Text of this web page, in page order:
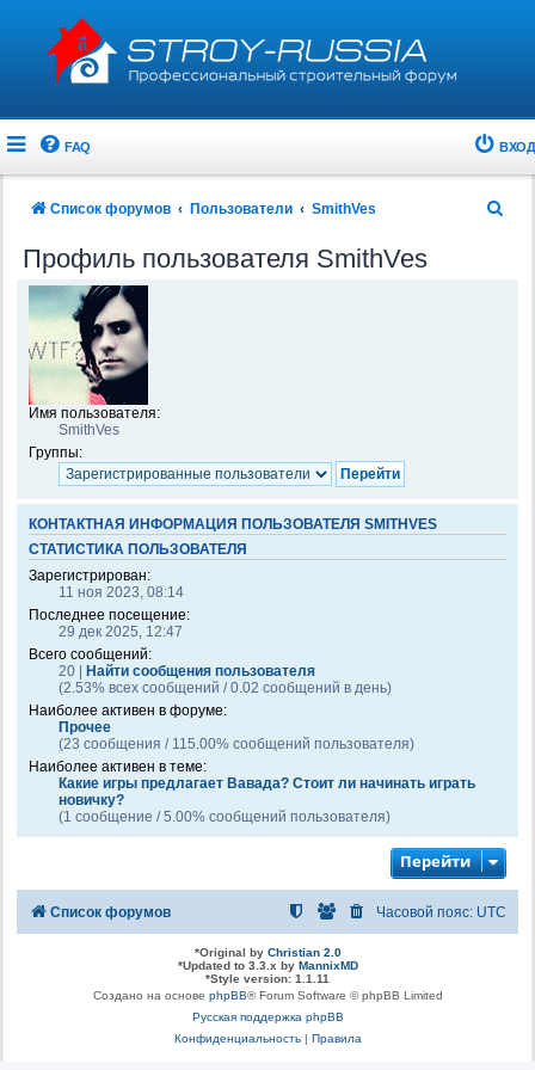
FAQ ВХОД
Список форумов Пользователи SmithVes
Профиль пользователя SmithVes
Имя пользователя:
SmithVes
Группы:
КОНТАКТНАЯ ИНФОРМАЦИЯ ПОЛЬЗОВАТЕЛЯ SMITHVES
СТАТИСТИКА ПОЛЬЗОВАТЕЛЯ
Зарегистрирован:
11 ноя 2023, 08:14
Последнее посещение:
29 дек 2025, 12:47
Всего сообщений:
20 | Найти сообщения пользователя
(2.53% всех сообщений / 0.02 сообщений в день)
Наиболее активен в форуме:
Прочее
(23 сообщения / 115.00% сообщений пользователя)
Наиболее активен в теме:
Какие игры предлагает Вавада? Стоит ли начинать играть
новичку?
(1 сообщение / 5.00% сообщений пользователя)
Перейти
Список форумов Часовой пояс: UTC
*Original by Christian 2.0
*Updated to 3.3.x by MannixMD
*Style version: 1.1.11
Создано на основе phpBB® Forum Software © phpBB Limited
Русская поддержка phpBB
Конфиденциальность| Правила